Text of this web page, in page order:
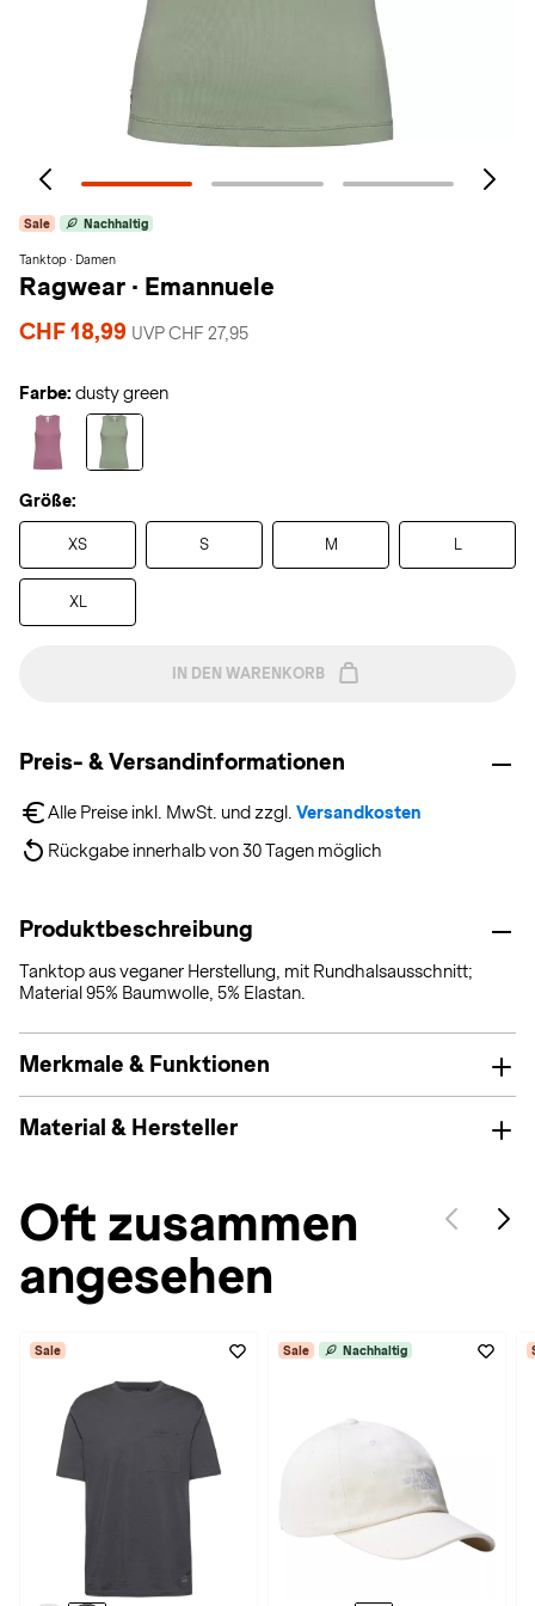
Sale Nachhaltig
Tanktop · Damen
Ragwear · Emannuele
CHF 18,99 UVP CHF 27,95
Farbe: dusty green
Größe:
XS S M L
XL
IN DEN WARENKORB
Preis- & Versandinformationen
Alle Preise inkl. MwSt. und zzgl. Versandkosten
Rückgabe innerhalb von 30 Tagen möglich
Produktbeschreibung
Tanktop aus veganer Herstellung, mit Rundhalsausschnitt;
Material 95% Baumwolle, 5% Elastan.
Merkmale & Funktionen
Material & Hersteller
Oft zusammen
angesehen
Sale Sale Nachhaltig